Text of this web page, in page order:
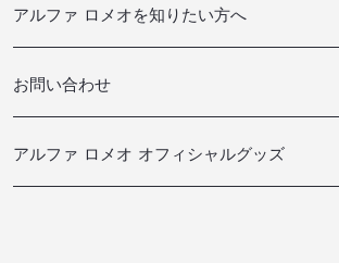
GIULIA QUADRIFOGLIO
特別仕様車
自動車保険
アルファ ロメオ 認定中古車
充電について
点検・車検
プレミアムプラス（車検付帯）
自動車保険
ナビゲーションの地図更新:TONALE
MY ALFA
アルファ ロメオを知りたい方へ
アルファ ロメオ 公式YOUTUBE
アルファ ロメオの歴史
オフィシャルグッズ
お問い合わせ
試乗お申込み
ご購入に関するお問い合わせ
アルファ ロメオ オフィシャルグッズ